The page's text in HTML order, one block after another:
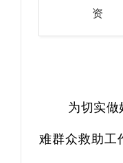
资
为切实做
难群众救助工